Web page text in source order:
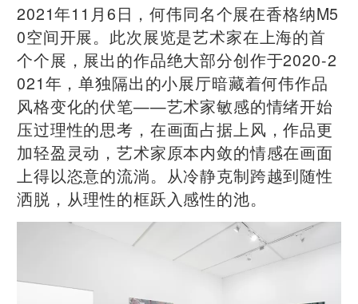
2021年11月6日，何伟同名个展在香格纳M5
0空间开展。此次展览是艺术家在上海的首
个个展，展出的作品绝大部分创作于2020-2
021年，单独隔出的小展厅暗藏着何伟作品
风格变化的伏笔——艺术家敏感的情绪开始
压过理性的思考，在画面占据上风，作品更
加轻盈灵动，艺术家原本内敛的情感在画面
上得以恣意的流淌。从冷静克制跨越到随性
洒脱，从理性的框跃入感性的池。